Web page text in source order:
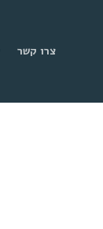
צרו קשר